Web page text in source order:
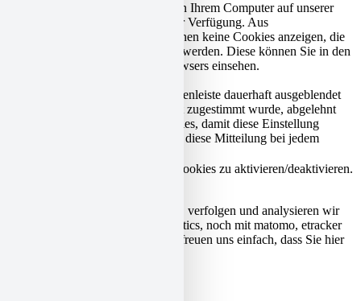
Wir stellen Ihnen eine Liste der von Ihrem Computer auf unserer
Domain gespeicherten Cookies zur Verfügung. Aus
Sicherheitsgründen können wie Ihnen keine Cookies anzeigen, die
von anderen Domains gespeichert werden. Diese können Sie in den
Sicherheitseinstellungen Ihres Browsers einsehen.
Aktivieren, damit die Nachrichtenleiste dauerhaft ausgeblendet
wird und alle Cookies, denen nicht zugestimmt wurde, abgelehnt
werden. Wir benötigen zwei Cookies, damit diese Einstellung
gespeichert wird. Andernfalls wird diese Mitteilung bei jedem
Hier klicken, um notwendige Cookies zu aktivieren/deaktivieren.
Auf unserer Webseite überwachen, verfolgen und analysieren wir
Sie nicht; weder mit Google Analytics, noch mit matomo, etracker
oder einem anderen Anbieter. Wir freuen uns einfach, dass Sie hier